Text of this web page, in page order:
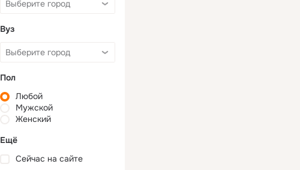
Вуз
Пол
Любой
Мужской
Женский
Ещё
Сейчас на сайте